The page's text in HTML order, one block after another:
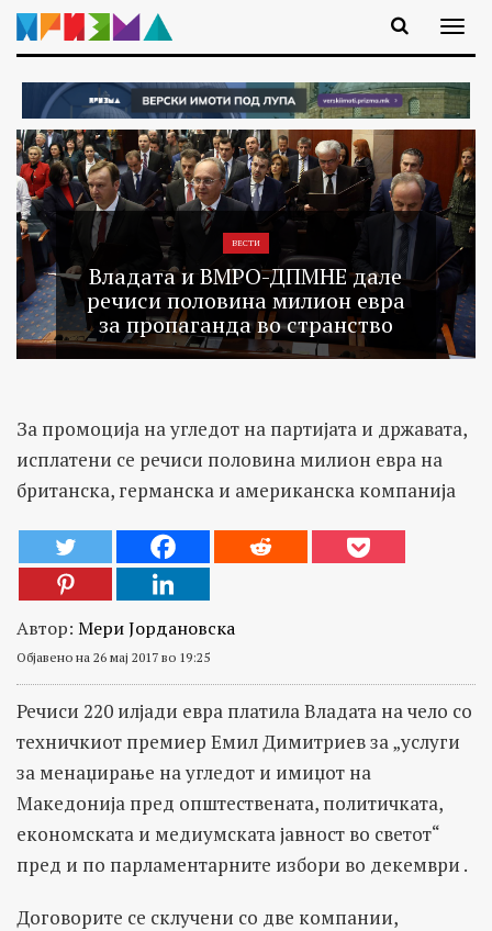
ВЕСТИ
Владата и ВМРО-ДПМНЕ дале
речиси половина милион евра
за пропаганда во странство
За промоција на угледот на партијата и државата,
исплатени се речиси половина милион евра на
британска, германска и американска компанија
Автор: Мери Јордановска
Објавено на 26 мај 2017 во 19:25
Речиси 220 илјади евра платила Владата на чело со
техничкиот премиер Емил Димитриев за „услуги
за менаџирање на угледот и имиџот на
Македонија пред општествената, политичката,
економската и медиумската јавност во светот“
пред и по парламентарните избори во декември .
Договорите се склучени со две компании,